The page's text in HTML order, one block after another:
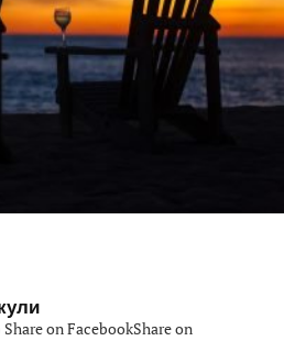
on FacebookShare on